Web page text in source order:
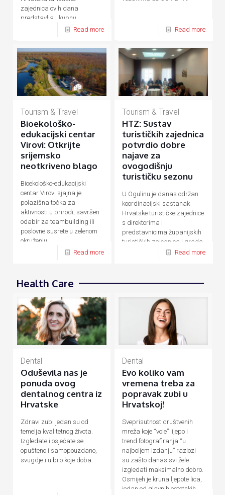
zajednica ovih dana
predstavlja ukupnu
hrvatsku turističku ponudu
Read more Read more
Tourism & Travel
Bioekološko-
edukacijski centar
Virovi: Otkrijte
srijemsko
neotkriveno blago
Bioekološko-edukacijski
centar Virovi sjajna je
polazišna točka za
aktivnosti u prirodi, savršen
odabir za teambuilding ili
poslovne susrete u zelenom
okruženju.
Read more
Tourism & Travel
HTZ: Sustav
turističkih zajednica
potvrdio dobre
najave za
ovogodišnju
turističku sezonu
U Ogulinu je danas održan
koordinacijski sastanak
Hrvatske turističke zajednice
s direktorima i
predstavnicima županijskih
turističkih zajednica i grada
Read more
Health Care
Dental
Oduševila nas je
ponuda ovog
dentalnog centra iz
Hrvatske
Zdravi zubi jedan su od
temelja kvalitetnog života.
Izgledate i osjećate se
opušteno i samopouzdano,
svugdje i u bilo koje doba.
Dental
Evo koliko vam
vremena treba za
popravak zubi u
Hrvatskoj!
Sveprisutnost društvenih
mreža koje “vole” lijepo i
trend fotografiranja “u
najboljem izdanju” razlozi
su zašto danas svi žele
izgledati maksimalno dobro.
Osmijeh je kruna ljepote lica,
jedan od glavnih estetskih